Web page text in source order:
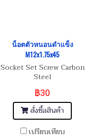
น็อตตัวหนอนดำแข็ง
M12x1.75x45
Socket Set Screw Carbon
Steel
฿30
สั่งซื้อสินค้า
เปรียบเทียบ